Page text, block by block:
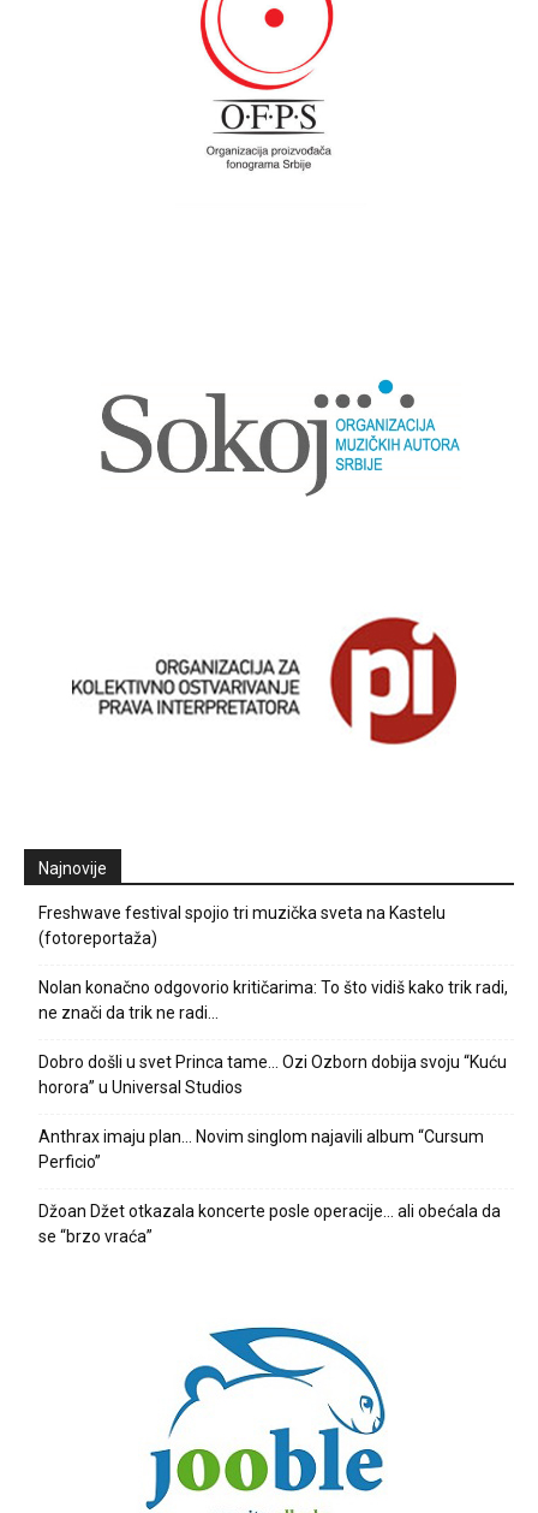
Najnovije
Freshwave festival spojio tri muzička sveta na Kastelu
(fotoreportaža)
Nolan konačno odgovorio kritičarima: To što vidiš kako trik radi,
ne znači da trik ne radi…
Dobro došli u svet Princa tame… Ozi Ozborn dobija svoju “Kuću
horora” u Universal Studios
Anthrax imaju plan… Novim singlom najavili album “Cursum
Perficio”
Džoan Džet otkazala koncerte posle operacije… ali obećala da
se “brzo vraća”